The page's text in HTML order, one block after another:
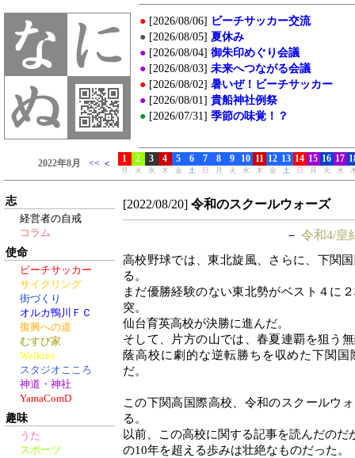
志
経営者の自戒
コラム
使命
ビーチサッカー
サイクリング
街づくり
オルカ鴨川ＦＣ
復興への道
むすび家
Walkins
スタジオこころ
神道・神社
YamaComD
趣味
うた
スポーツ
[2022/08/20] 令和のスクールウォーズ
－ 令和4/皇
高校野球では、東北旋風、さらに、下関
る。
まだ優勝経験のない東北勢がベスト４に
突。
仙台育英高校が決勝に進んだ。
そして、片方の山では、春夏連覇を狙う
蔭高校に劇的な逆転勝ちを収めた下関国
だ。
この下関高国際高校、令和のスクールウ
る。
以前、この高校に関する記事を読んだの
の10年を超える歩みは壮絶なものだった。